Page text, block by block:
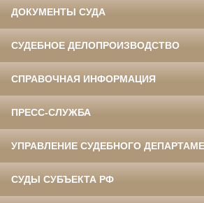
ДОКУМЕНТЫ СУДА
СУДЕБНОЕ ДЕЛОПРОИЗВОДСТВО
СПРАВОЧНАЯ ИНФОРМАЦИЯ
ПРЕСС-СЛУЖБА
УПРАВЛЕНИЕ СУДЕБНОГО
СУДЫ СУБЪЕКТА РФ